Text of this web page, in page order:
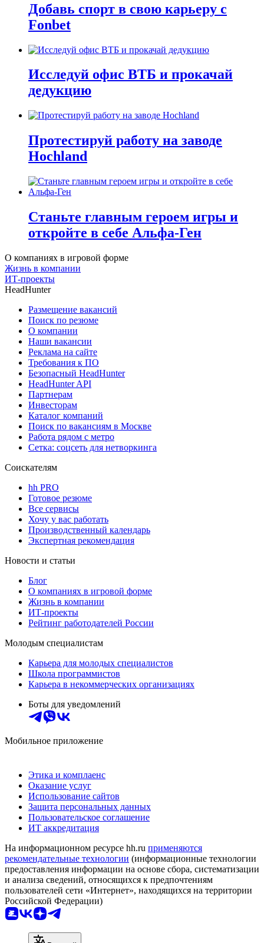
Добавь спорт в свою карьеру с
Fonbet
Исследуй офис ВТБ и прокачай
дедукцию
Протестируй работу на заводе
Hochland
Станьте главным героем игры и
откройте в себе Альфа-Ген
О компаниях в игровой форме
Жизнь в компании
ИТ-проекты
HeadHunter
Размещение вакансий
Поиск по резюме
О компании
Наши вакансии
Реклама на сайте
Требования к ПО
Безопасный HeadHunter
HeadHunter API
Партнерам
Инвесторам
Каталог компаний
Поиск по вакансиям в Москве
Работа рядом с метро
Сетка: соцсеть для нетворкинга
Соискателям
hh PRO
Готовое резюме
Все сервисы
Хочу у вас работать
Производственный календарь
Экспертная рекомендация
Новости и статьи
Блог
О компаниях в игровой форме
Жизнь в компании
ИТ-проекты
Рейтинг работодателей России
Молодым специалистам
Карьера для молодых специалистов
Школа программистов
Карьера в некоммерческих организациях
Боты для уведомлений
Мобильное приложение
Этика и комплаенс
Оказание услуг
Использование сайтов
Защита персональных данных
Пользовательское соглашение
ИТ аккредитация
На информационном ресурсе hh.ru применяются
рекомендательные технологии (информационные технологии
предоставления информации на основе сбора, систематизации
и анализа сведений, относящихся к предпочтениям
пользователей сети «Интернет», находящихся на территории
Российской Федерации)